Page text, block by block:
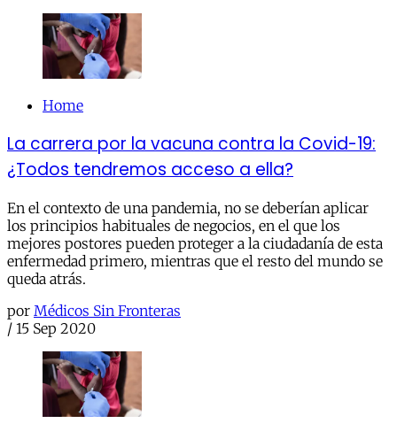
Home
La carrera por la vacuna contra la Covid-19:
¿Todos tendremos acceso a ella?
En el contexto de una pandemia, no se deberían aplicar
los principios habituales de negocios, en el que los
mejores postores pueden proteger a la ciudadanía de esta
enfermedad primero, mientras que el resto del mundo se
queda atrás.
por Médicos Sin Fronteras
/ 15 Sep 2020